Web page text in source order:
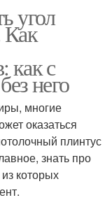
угол
Как
как с
него
многие
оказаться
плинтус
знать про
которых